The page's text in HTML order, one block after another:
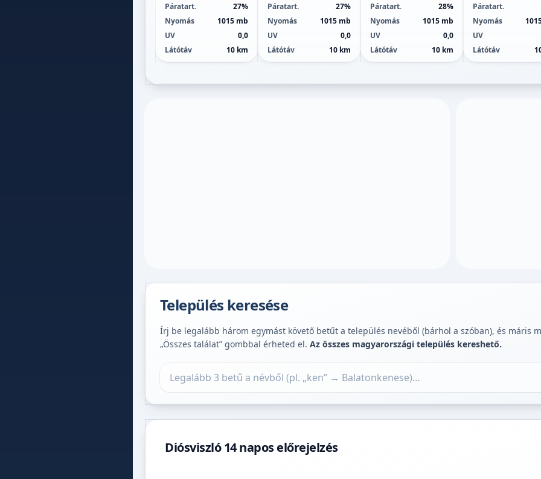
Páratart.
27%
Nyomás
1015 mb
UV
0,0
Látótáv
10 km
Páratart.
27%
Nyomás
1015 mb
UV
0,0
Látótáv
10 km
Páratart.
28%
Nyomás
1015 mb
UV
0,0
Látótáv
10 km
Páratart.
Nyomás
UV
Látótáv
Település keresése
Írj be legalább három egymást követő betűt a település nevéből (bárhol a szóban), és máris
„Összes találat” gombbal érheted el. Az összes magyarországi település kereshető.
Diósviszló 14 napos előrejelzés